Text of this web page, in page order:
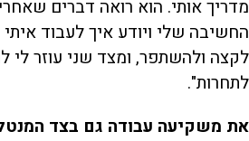
מדריך אותי. הוא רואה דברים
החשיבה שלי ויודע איך לעבוד
לקצה ולהשתפר, ומצד שני עוזר לי
לתחרות".
את משקיעה עבודה גם בצד